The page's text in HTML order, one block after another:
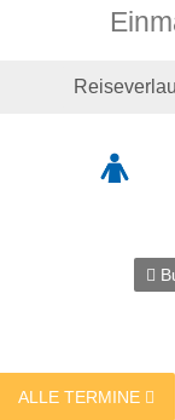
ALLE TERMINE